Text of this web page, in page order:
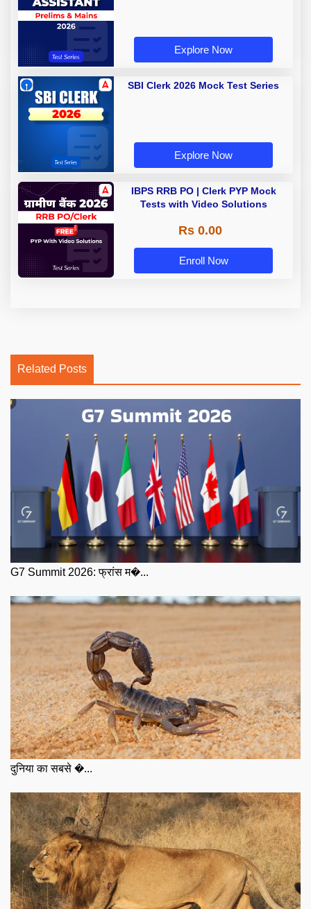
Explore Now
SBI Clerk 2026 Mock Test Series
Explore Now
IBPS RRB PO | Clerk PYP Mock
Tests with Video Solutions
Rs 0.00
Enroll Now
Related Posts
G7 Summit 2026: फ्रांस म�...
दुनिया का सबसे �...